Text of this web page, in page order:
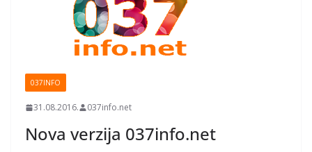
037INFO
31.08.2016. 037info.net
Nova verzija 037info.net